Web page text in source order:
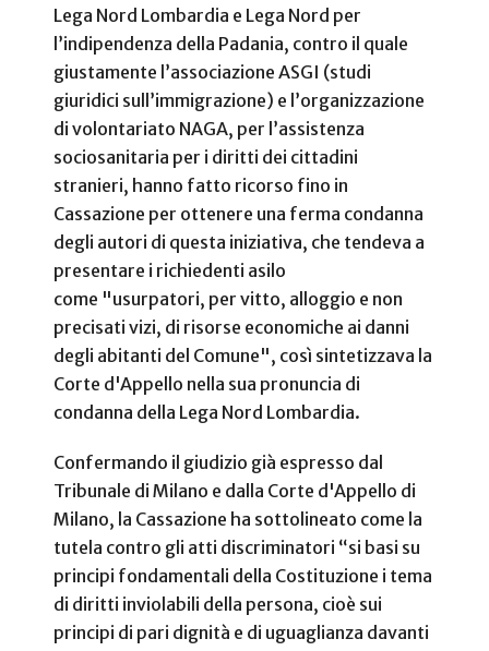
Lega Nord Lombardia e Lega Nord per
l’indipendenza della Padania, contro il quale
giustamente l’associazione ASGI (studi
giuridici sull’immigrazione) e l’organizzazione
di volontariato NAGA, per l’assistenza
sociosanitaria per i diritti dei cittadini
stranieri, hanno fatto ricorso fino in
Cassazione per ottenere una ferma condanna
degli autori di questa iniziativa, che tendeva a
presentare i richiedenti asilo
come "usurpatori, per vitto, alloggio e non
precisati vizi, di risorse economiche ai danni
degli abitanti del Comune", così sintetizzava la
Corte d'Appello nella sua pronuncia di
condanna della Lega Nord Lombardia.
Confermando il giudizio già espresso dal
Tribunale di Milano e dalla Corte d'Appello di
Milano, la Cassazione ha sottolineato come la
tutela contro gli atti discriminatori “si basi su
principi fondamentali della Costituzione i tema
di diritti inviolabili della persona, cioè sui
principi di pari dignità e di uguaglianza davanti